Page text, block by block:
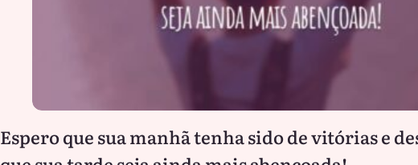
Espero que sua manhã tenha sido de vitórias e